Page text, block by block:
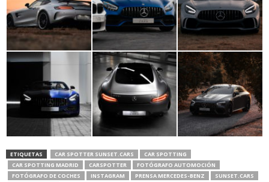
ETIQUETAS CAR SPOTTER SUNSET.CARS
CAR SPOTTING
CAR SPOTTING MADRID
CARSPOTTER
FOTÓGRAFO AUTOMOCIÓN
FOTÓGRAFO DE COCHES
INSTAGRAM PRENSA MERCEDES-BENZ
SUNSET.CARS